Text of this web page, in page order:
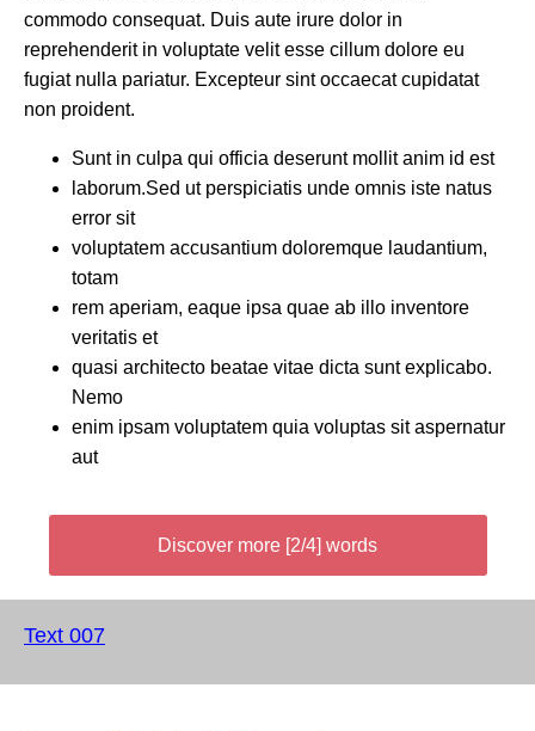
commodo consequat. Duis aute irure dolor in
reprehenderit in voluptate velit esse cillum dolore eu
fugiat nulla pariatur. Excepteur sint occaecat cupidatat
non proident.
Sunt in culpa qui officia deserunt mollit anim id est
laborum.Sed ut perspiciatis unde omnis iste natus
error sit
voluptatem accusantium doloremque laudantium,
totam
rem aperiam, eaque ipsa quae ab illo inventore
veritatis et
quasi architecto beatae vitae dicta sunt explicabo.
Nemo
enim ipsam voluptatem quia voluptas sit aspernatur
aut
Discover more [2/4] words
Text 007